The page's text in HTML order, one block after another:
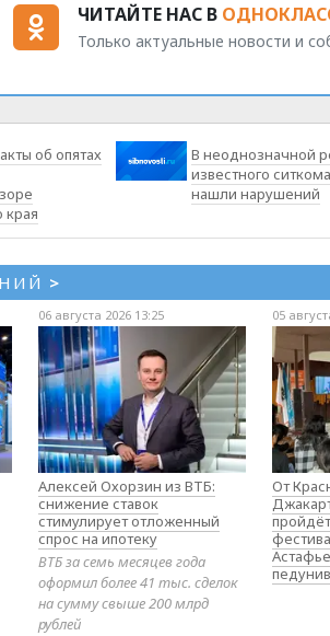
ЧИТАЙТЕ НАС В
Только актуальные новости и
об опятах
края
В неоднозначной
известного
нашли нарушений
>
06 августа 2026 13:25
Алексей Охорзин из ВТБ:
снижение ставок
стимулирует отложенный
спрос на ипотеку
ВТБ за семь месяцев года
оформил более 41 тыс. сделок
на сумму свыше 200 млрд
рублей
05
От